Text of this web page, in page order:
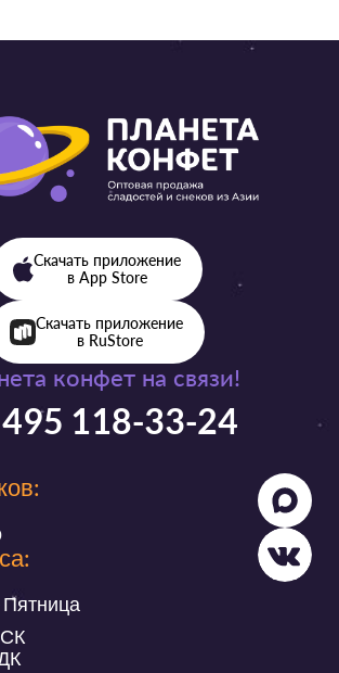
конфет на связи!
118-33-24
Скачать приложение
в App Store
Скачать приложение
в RuStore